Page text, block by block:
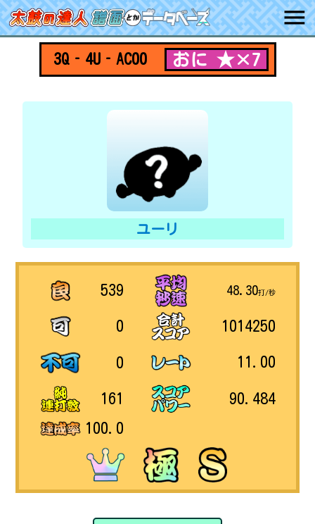
3Q‐4U‐AC00 おに ★×7
ユーリ
539
0
0
161
100.0
48.30打/秒
1014250
11.00
90.484